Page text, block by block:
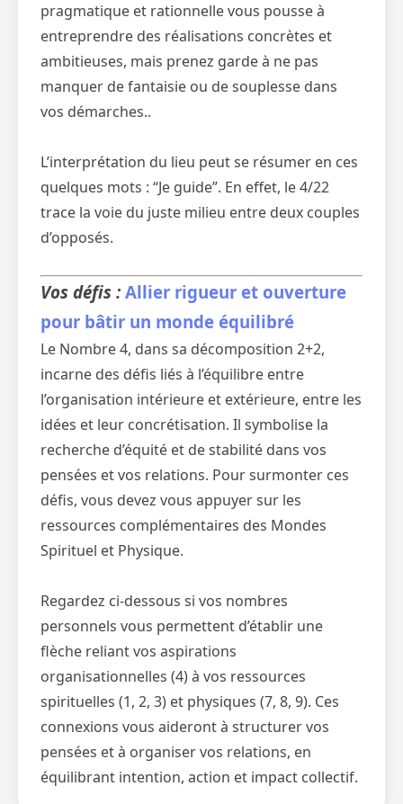
pragmatique et rationnelle vous pousse à
entreprendre des réalisations concrètes et
ambitieuses, mais prenez garde à ne pas
manquer de fantaisie ou de souplesse dans
vos démarches..
L’interprétation du lieu peut se résumer en ces
quelques mots : “Je guide”. En effet, le 4/22
trace la voie du juste milieu entre deux couples
d’opposés.
Vos défis : Allier rigueur et ouverture
pour bâtir un monde équilibré
Le Nombre 4, dans sa décomposition 2+2,
incarne des défis liés à l’équilibre entre
l’organisation intérieure et extérieure, entre les
idées et leur concrétisation. Il symbolise la
recherche d’équité et de stabilité dans vos
pensées et vos relations. Pour surmonter ces
défis, vous devez vous appuyer sur les
ressources complémentaires des Mondes
Spirituel et Physique.
Regardez ci-dessous si vos nombres
personnels vous permettent d’établir une
flèche reliant vos aspirations
organisationnelles (4) à vos ressources
spirituelles (1, 2, 3) et physiques (7, 8, 9). Ces
connexions vous aideront à structurer vos
pensées et à organiser vos relations, en
équilibrant intention, action et impact collectif.